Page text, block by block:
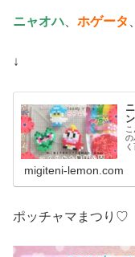
ニャオハ ホゲータ
↓
の
migiteni-lemon.com
ポッチャマまつり♡